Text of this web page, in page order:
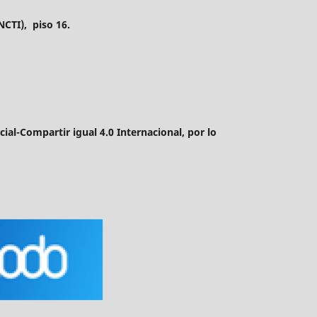
piso 16.
Compartir igual 4.0 Internacional, por lo